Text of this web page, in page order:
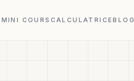
MINI COURS CALCULATRICEBLOG